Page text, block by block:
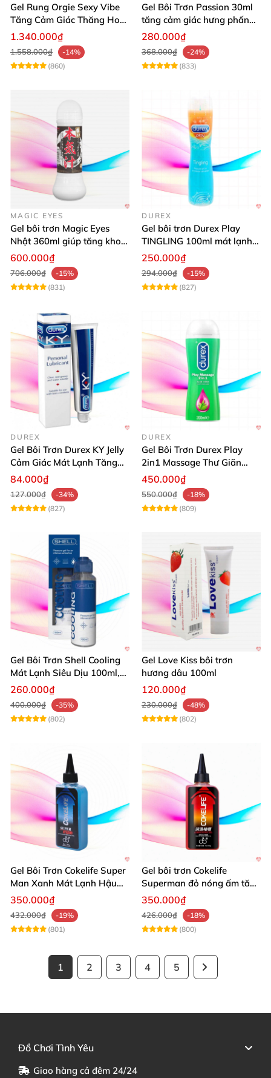
Gel Rung Orgie Sexy Vibe
Tăng Cảm Giác Thăng Hoa
Mạnh Mẽ
1.340.000₫
1.558.000₫
-14%
(860)
Gel Bôi Trơn Passion 30ml
tăng cảm giác hưng phấn
cho nữ
280.000₫
368.000₫
-24%
(833)
MAGIC EYES
Gel bôi trơn Magic Eyes
Nhật 360ml giúp tăng khoái
cảm, an toàn
600.000₫
706.000₫
-15%
(831)
DUREX
Gel bôi trơn Durex Play
TINGLING 100ml mát lạnh
kích thích mua
250.000₫
294.000₫
-15%
(827)
DUREX
Gel Bôi Trơn Durex KY Jelly
Cảm Giác Mát Lạnh Tăng
Hưng Phấn
84.000₫
127.000₫
-34%
(827)
DUREX
Gel Bôi Trơn Durex Play
2in1 Massage Thư Giãn
Hấp Dẫn 200ml
450.000₫
550.000₫
-18%
(809)
Gel Bôi Trơn Shell Cooling
Mát Lạnh Siêu Dịu 100ml,
Tăng Khoái Cảm
260.000₫
400.000₫
-35%
(802)
Gel Love Kiss bôi trơn
hương dâu 100ml
120.000₫
230.000₫
-48%
(802)
Gel Bôi Trơn Cokelife Super
Man Xanh Mát Lạnh Hậu
Môn 85g
350.000₫
432.000₫
-19%
(801)
Gel bôi trơn Cokelife
Superman đỏ nóng ấm tăng
khoái cảm mạnh
350.000₫
426.000₫
-18%
(800)
1 2 3 4 5
Đồ Chơi Tình Yêu
Giao hàng cả đêm 24/24